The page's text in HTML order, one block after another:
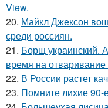
View.
20. Майкл Джексон
среди россиян.
21. Борщ украинский.
время на
22. В России растет
23. Помните лихие 90-